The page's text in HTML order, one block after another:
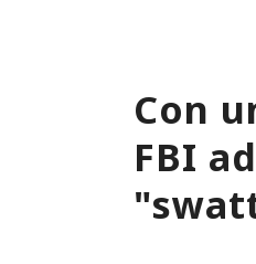
Con
FBI